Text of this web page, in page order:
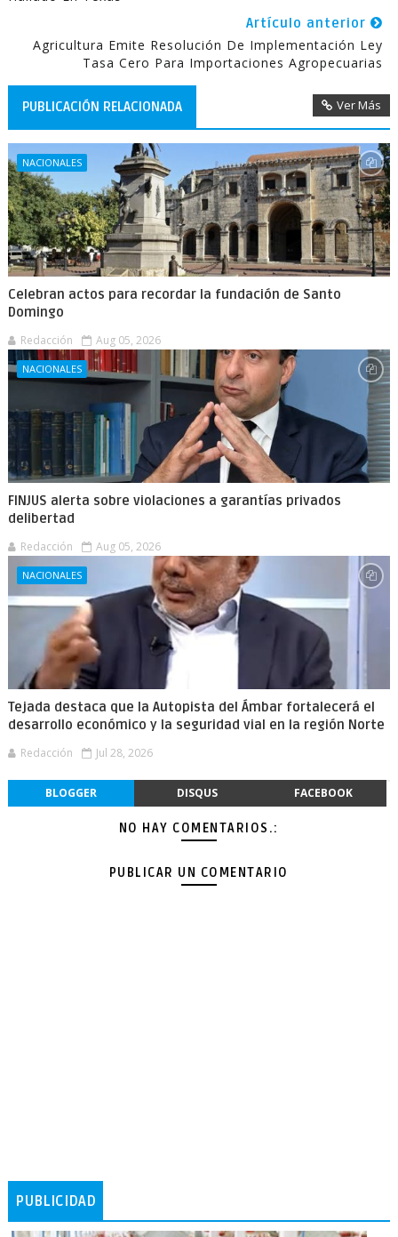
Artículo anterior
Agricultura Emite Resolución De Implementación Ley
Tasa Cero Para Importaciones Agropecuarias
PUBLICACIÓN RELACIONADA Ver Más
NACIONALES
Celebran actos para recordar la fundación de Santo
Domingo
Redacción Aug 05, 2026
NACIONALES
FINJUS alerta sobre violaciones a garantías privados
delibertad
Redacción Aug 05, 2026
NACIONALES
Tejada destaca que la Autopista del Ámbar fortalecerá el
desarrollo económico y la seguridad vial en la región Norte
Redacción Jul 28, 2026
BLOGGER DISQUS FACEBOOK
NO HAY COMENTARIOS.:
PUBLICAR UN COMENTARIO
PUBLICIDAD